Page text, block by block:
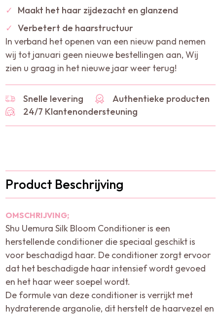
✓
Maakt het haar zijdezacht en glanzend
✓ Verbetert de haarstructuur
In verband het openen van een nieuw pand nemen
wij tot januari geen nieuwe bestellingen aan, Wij
zien u graag in het nieuwe jaar weer terug!
Snelle levering
Authentieke producten
24/7 Klantenondersteuning
Product Beschrijving
OMSCHRIJVING;
Shu Uemura Silk Bloom Conditioner is een
herstellende conditioner die speciaal geschikt is
voor beschadigd haar. De conditioner zorgt ervoor
dat het beschadigde haar intensief wordt gevoed
en het haar weer soepel wordt.
De formule van deze conditioner is verrijkt met
hydraterende arganolie, dit herstelt de haarvezel en